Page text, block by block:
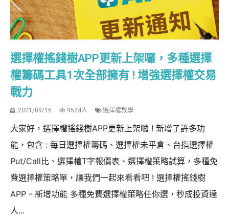
選擇權搖錢樹APP更新上架囉，多種選擇
權籌碼工具1次全部擁有 ! 增強選擇權交易
戰力
2021/09/16 9524人 選擇權教學
大家好，選擇權搖錢樹APP更新上架囉 ! 新增了許多功
能，包含 : 每日選擇權籌碼、選擇權未平倉、台指選擇權
Put/Call比、選擇權T字報價表、選擇權策略試算，多種免
費選擇權策略單，讓我們一起來看看吧 ! 選擇權搖錢樹
APP - 新增功能 多種免費選擇權策略任你選，秒成投資達
人...